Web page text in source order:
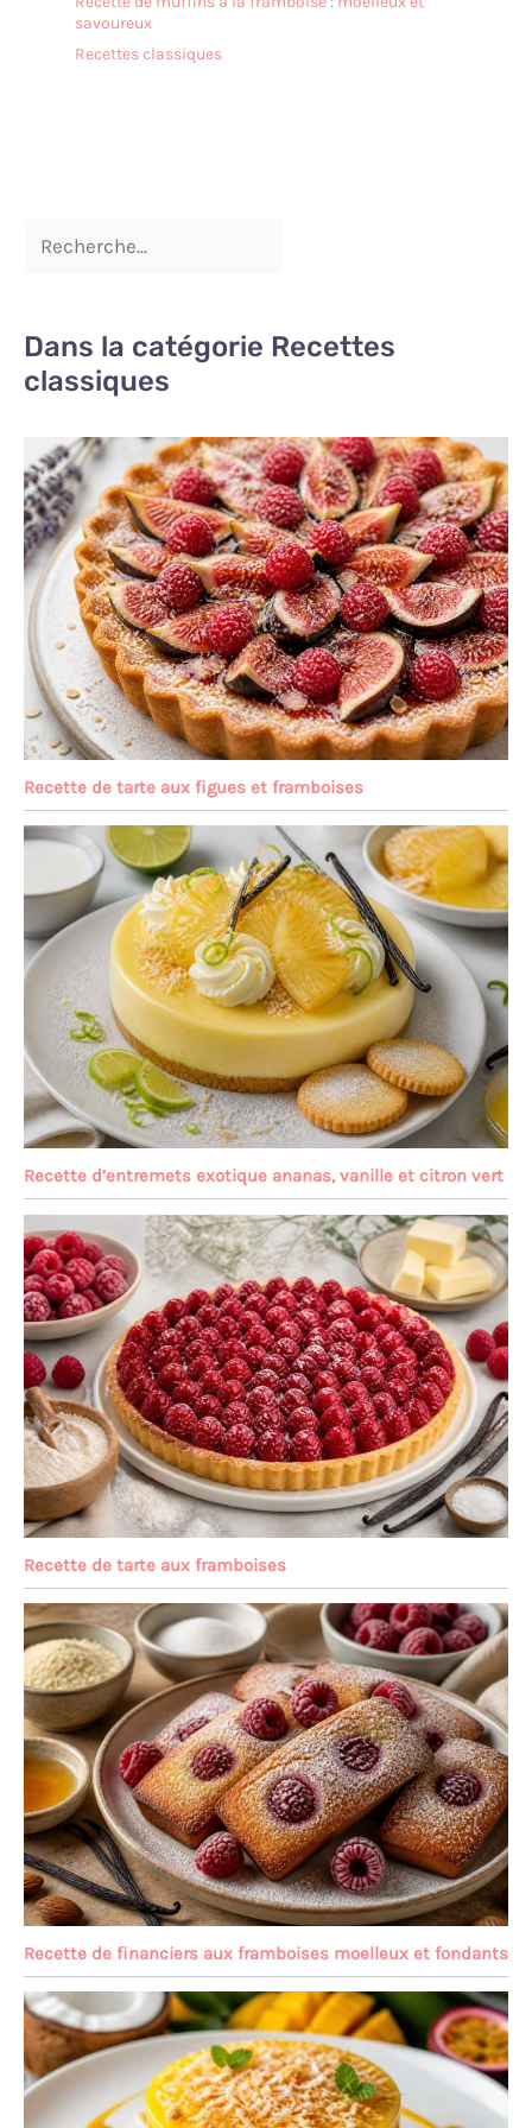
savoureux
Recettes classiques
Dans la catégorie Recettes
classiques
Recette de tarte aux figues et framboises
Recette d’entremets exotique ananas, vanille et citron vert
Recette de tarte aux framboises
Recette de financiers aux framboises moelleux et fondants